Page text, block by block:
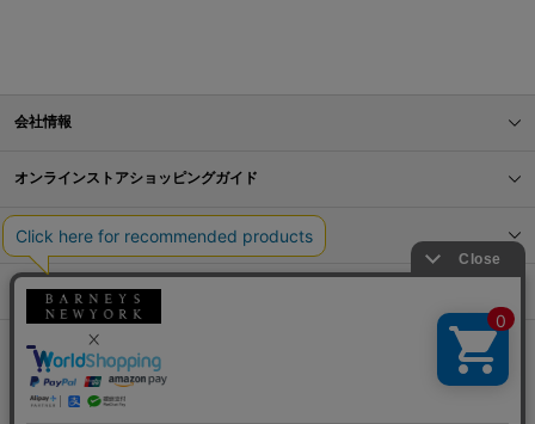
会社情報
オンラインストアショッピングガイド
店舗情報
サービス